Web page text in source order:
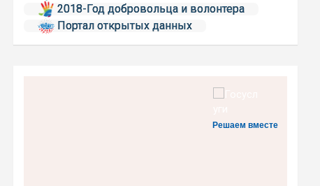
2018-Год добровольца и волонтера
Портал открытых данных
Решаем вместе